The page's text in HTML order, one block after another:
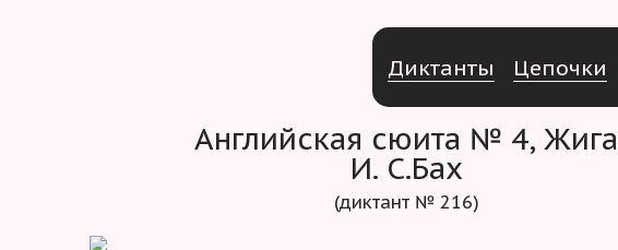
Диктанты Цепочки
Английская сюита № 4, Жига
И. С.Бах
(диктант № 216)